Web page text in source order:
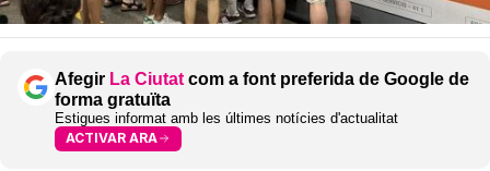
Afegir La Ciutat com a font preferida de Google de
forma gratuïta
Estigues informat amb les últimes notícies d'actualitat
ACTIVAR ARA